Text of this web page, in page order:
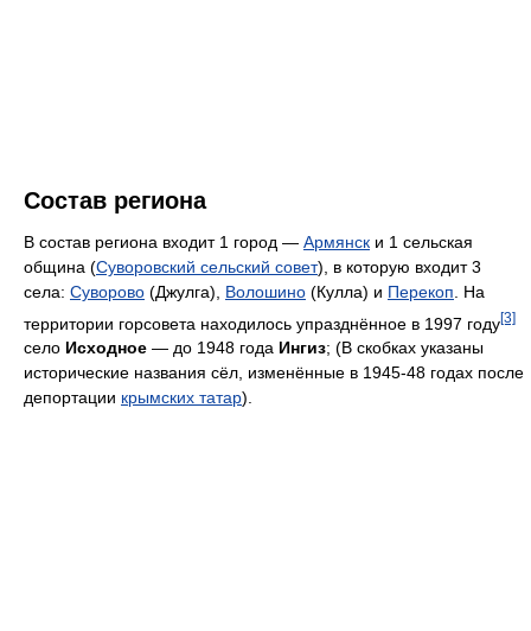
Состав региона
В состав региона входит 1 город — Армянск и 1 сельская
община (Суворовский сельский совет), в которую входит 3
села: Суворово (Джулга), Волошино (Кулла) и Перекоп . На
территории горсовета находилось упразднённое в 1997 году[3]
село Исходное — до 1948 года Ингиз; (В скобках указаны
исторические названия сёл, изменённые в 1945-48 годах после
депортации крымских татар).